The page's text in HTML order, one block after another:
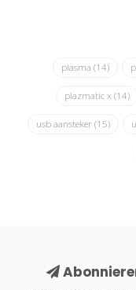
plasma (14)
plazmatic x (14)
usb aansteker (15)